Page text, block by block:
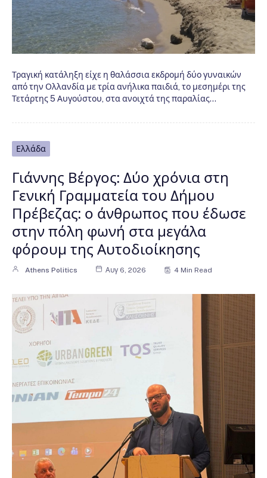
Τραγική κατάληξη είχε η θαλάσσια εκδρομή δύο γυναικών
από την Ολλανδία με τρία ανήλικα παιδιά, το μεσημέρι της
Τετάρτης 5 Αυγούστου, στα ανοιχτά της παραλίας…
Ελλάδα
Γιάννης Βέργος: Δύο χρόνια στη
Γενική Γραμματεία του Δήμου
Πρέβεζας: ο άνθρωπος που έδωσε
στην πόλη φωνή στα μεγάλα
φόρουμ της Αυτοδιοίκησης
Athens Politics Αυγ 6, 2026 4 Min Read